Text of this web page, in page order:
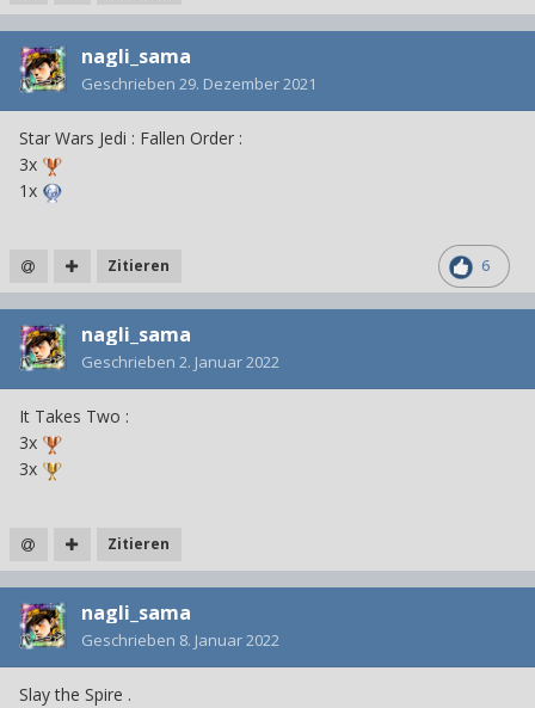
nagli_sama
Geschrieben 29. Dezember 2021
Star Wars Jedi : Fallen Order :
3x
1x
6
Zitieren
nagli_sama
Geschrieben 2. Januar 2022
It Takes Two :
3x
3x
Zitieren
nagli_sama
Geschrieben 8. Januar 2022
Slay the Spire .